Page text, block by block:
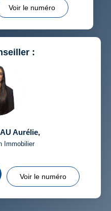
Voir le numéro
:
Aurélie,
Immobilier
Voir le numéro